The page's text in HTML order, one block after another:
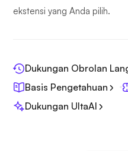
ekstensi yang Anda pilih.
Dukungan Obrolan
Basis Pengetahuan
Dukungan UltaAI